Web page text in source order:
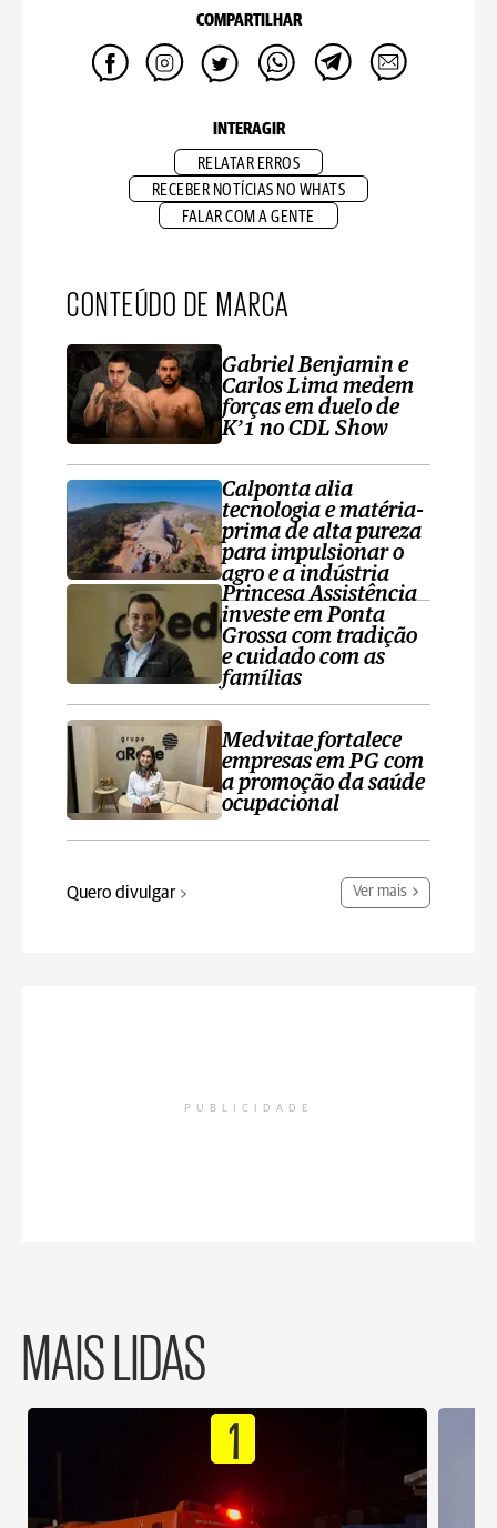
COMPARTILHAR
INTERAGIR
RELATAR ERROS
RECEBER NOTÍCIAS NO WHATS
FALAR COM A GENTE
CONTEÚDO DE MARCA
Gabriel Benjamin e
Carlos Lima medem
forças em duelo de
K’1 no CDL Show
Calponta alia
tecnologia e matéria-
prima de alta pureza
para impulsionar o
agro e a indústria
Princesa Assistência
investe em Ponta
Grossa com tradição
e cuidado com as
famílias
Medvitae fortalece
empresas em PG com
a promoção da saúde
ocupacional
Quero divulgar Ver mais
PUBLICIDADE
MAIS LIDAS
1